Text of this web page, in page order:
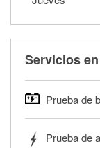
Servicios
Prueba de
autos,Prueba de